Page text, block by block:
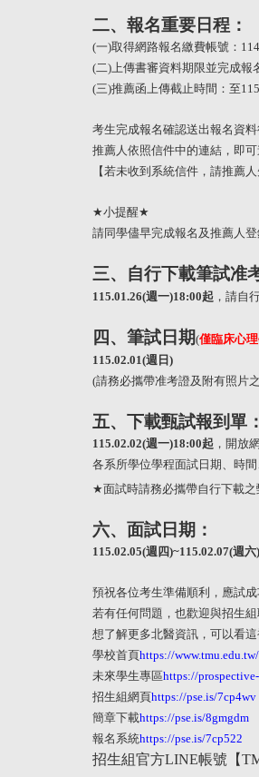
二、報名重要日程：
(一)取得網路報名繳費帳號：
(二)上傳書審資料期限並完成報
(三)推薦函上傳截止時間：至
考生完成報名確認送出報名資
推薦人依照信件中的連結，即可
【若未收到系統信件，請推薦
★小提醒★
請同學儘早完成報名及推薦人
三、自行下載筆試准
115.01.26(週一)18:00起 ，請自
四、筆試日期(僅臨床心
115.02.01(週日 )
(請務必攜帶准考證及附有照片
五、下載甄試報到單：
115.02.02(週一)18:00起 ，開放
各系所學位學程面試日期、時
★面試時請務必攜帶自行下載
六、面試日期：
115.02.05(週四)~115.02.07(週六)
預祝各位考生準備順利，應試
若有任何問題，也歡迎與招生組
想了解更多北醫資訊，可以看這
學校首頁https://www.tmu.edu.tw/
未來學生專區https://
招生組網頁https://pse.is/7cp4wv
簡章下載https://pse.is/8gmgdm
報名系統https://pse.is/7cp522
招生組官方LINE帳號【